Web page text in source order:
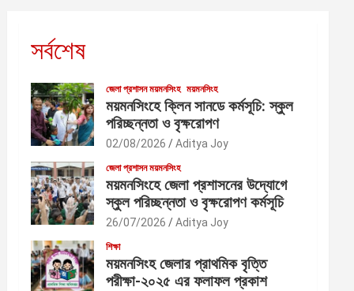
সর্বশেষ
জেলা প্রশাসন ময়মনসিংহ ময়মনসিংহ
ময়মনসিংহে ক্লিন সানডে কর্মসূচি: স্কুল
পরিচ্ছন্নতা ও বৃক্ষরোপণ
02/08/2026 Aditya Joy
জেলা প্রশাসন ময়মনসিংহ
ময়মনসিংহে জেলা প্রশাসনের উদ্যোগে
স্কুল পরিচ্ছন্নতা ও বৃক্ষরোপণ কর্মসূচি
26/07/2026 Aditya Joy
শিক্ষা
ময়মনসিংহ জেলার প্রাথমিক বৃত্তি
পরীক্ষা-২০২৫ এর ফলাফল প্রকাশ